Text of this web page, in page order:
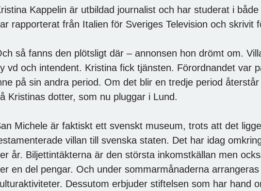
Kappelin är utbildad journalist och har studerat i
rapporterat från Italien för Sveriges Television och skrivit
så fanns den plötsligt där – annonsen hon drömt om.
vd och intendent. Kristina fick tjänsten. Förordnandet var
på sin andra period. Om det blir en tredje period
Kristinas dotter, som nu pluggar i Lund.
Michele är faktiskt ett svenskt museum, trots att det
villan till svenska staten. Det har idag
år. Biljettintäkterna är den största inkomstkällan men
en del pengar. Och under sommarmånaderna
Dessutom erbjuder stiftelsen som har hand